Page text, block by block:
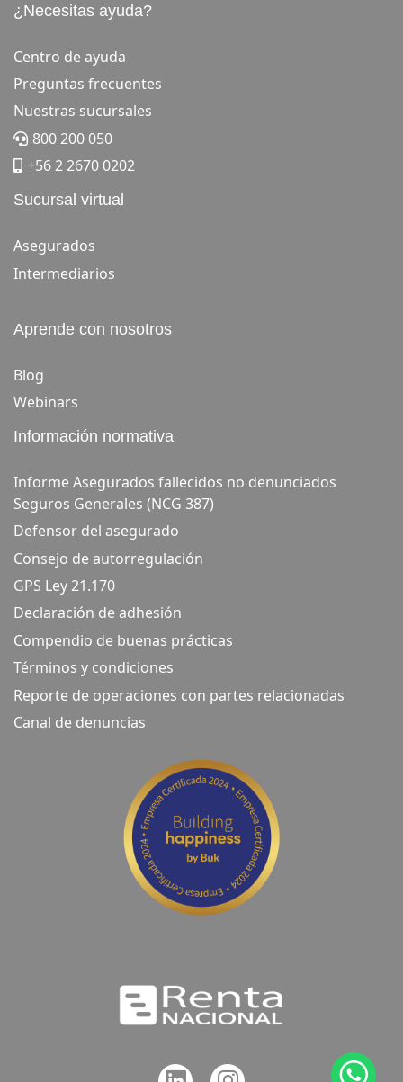
¿Necesitas ayuda?
Centro de ayuda
Preguntas frecuentes
Nuestras sucursales
800 200 050
+56 2 2670 0202
Sucursal virtual
Asegurados
Intermediarios
Aprende con nosotros
Blog
Webinars
Información normativa
Informe Asegurados fallecidos no denunciados
Seguros Generales (NCG 387)
Defensor del asegurado
Consejo de autorregulación
GPS Ley 21.170
Declaración de adhesión
Compendio de buenas prácticas
Términos y condiciones
Reporte de operaciones con partes relacionadas
Canal de denuncias